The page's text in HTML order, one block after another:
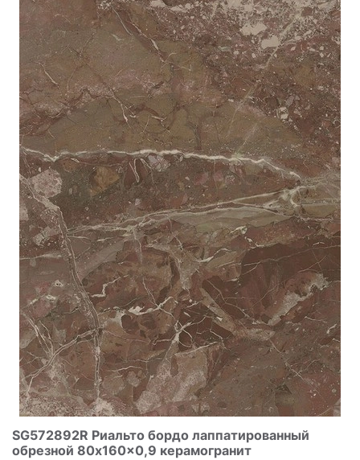
SG572892R Риальто бордо лаппатированный
обрезной 80x160x0,9 керамогранит